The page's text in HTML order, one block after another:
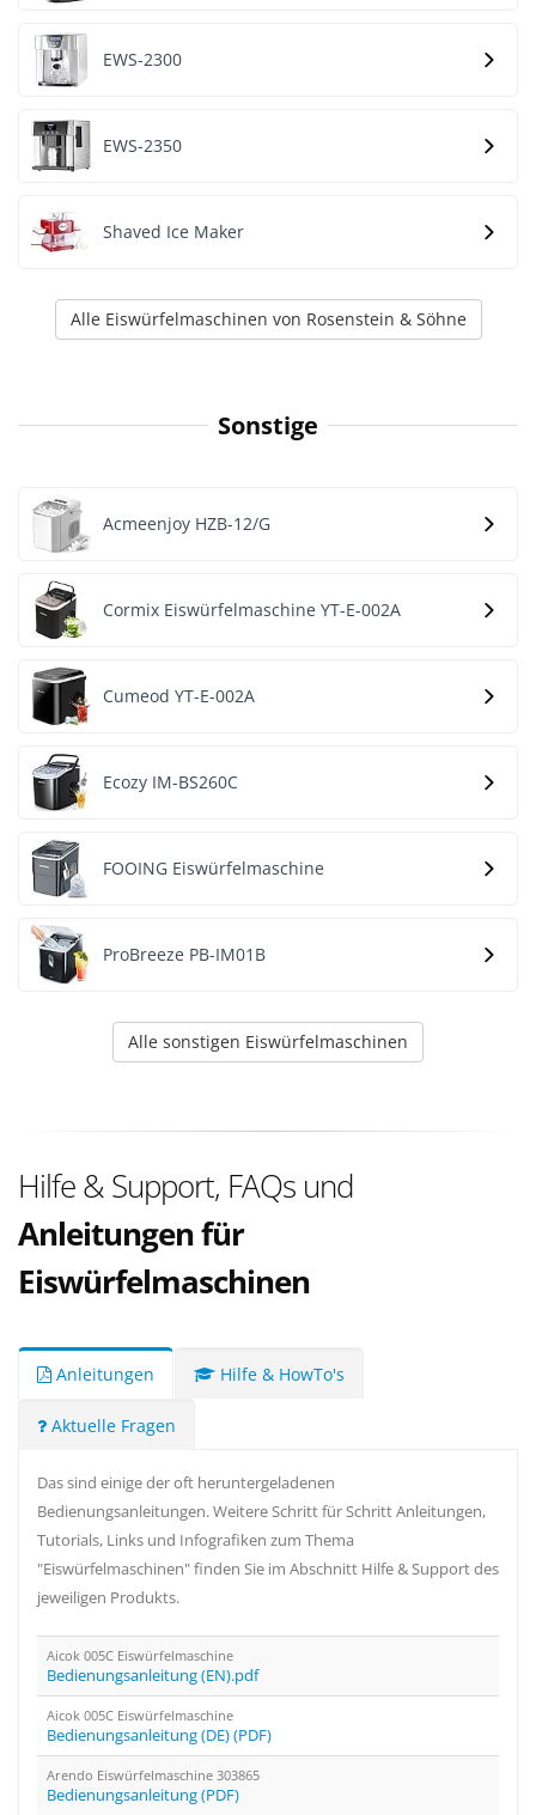
EWS-2300
EWS-2350
Shaved Ice Maker
Alle Eiswürfelmaschinen von Rosenstein & Söhne
Sonstige
Acmeenjoy HZB-12/G
Cormix Eiswürfelmaschine YT-E-002A
Cumeod YT-E-002A
Ecozy IM-BS260C
FOOING Eiswürfelmaschine
ProBreeze PB-IM01B
Alle sonstigen Eiswürfelmaschinen
Hilfe & Support, FAQs und
Anleitungen für
Eiswürfelmaschinen
Anleitungen Hilfe & HowTo's
Aktuelle Fragen
Das sind einige der oft heruntergeladenen
Bedienungsanleitungen. Weitere Schritt für Schritt Anleitungen,
Tutorials, Links und Infografiken zum Thema
"Eiswürfelmaschinen" finden Sie im Abschnitt Hilfe & Support des
jeweiligen Produkts.
Aicok 005C Eiswürfelmaschine
Bedienungsanleitung (EN).pdf
Aicok 005C Eiswürfelmaschine
Bedienungsanleitung (DE) (PDF)
Arendo Eiswürfelmaschine 303865
Bedienungsanleitung (PDF)